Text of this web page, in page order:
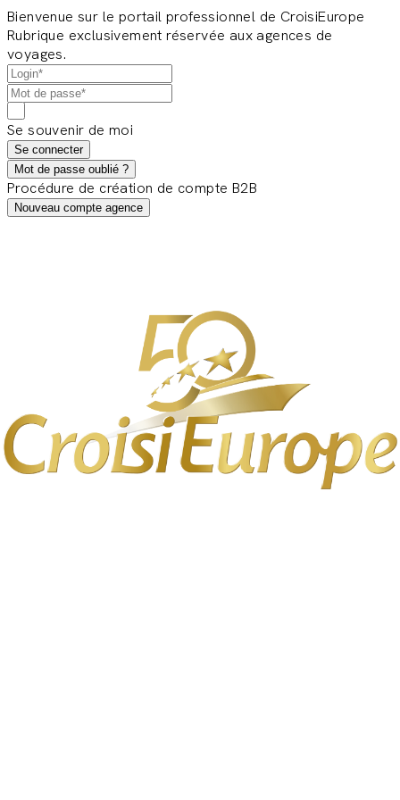
Bienvenue sur le portail professionnel de CroisiEurope
Rubrique exclusivement réservée aux agences de
voyages.
Se souvenir de moi
Se connecter
Mot de passe oublié ?
Procédure de création de compte B2B
Nouveau compte agence